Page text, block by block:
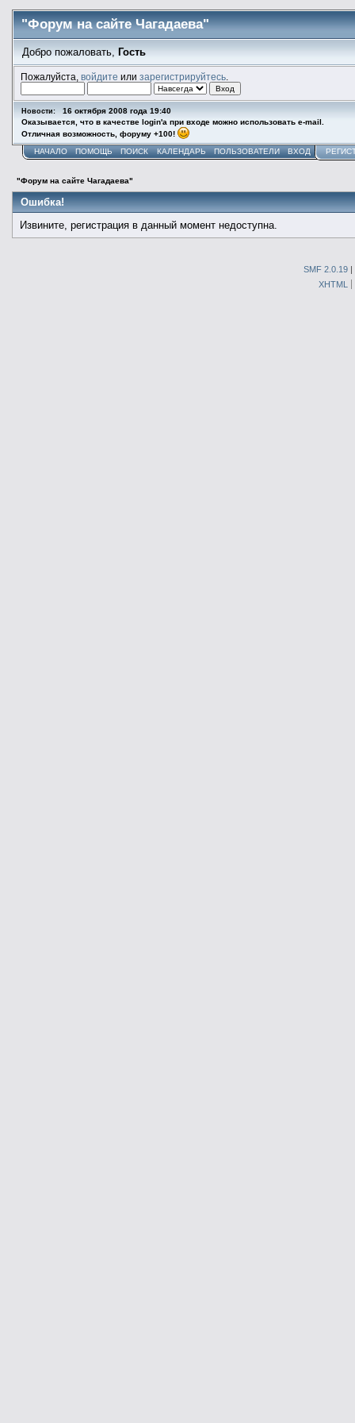
"Форум на сайте Чагадаева"
Добро пожаловать, Гость
Пожалуйста, войдите или зарегистрируйтесь.
Новости:
16 октября 2008 года 19:40
Оказывается, что в качестве login'а при входе можно использовать e-mail.
Отличная возможность, форуму +100!
НАЧАЛО ПОМОЩЬ ПОИСК КАЛЕНДАРЬ ПОЛЬЗОВАТЕЛИ ВХОД
"Форум на сайте Чагадаева"
Ошибка!
Извините, регистрация в данный момент недоступна.
SMF 2.0.19 |
XHTML